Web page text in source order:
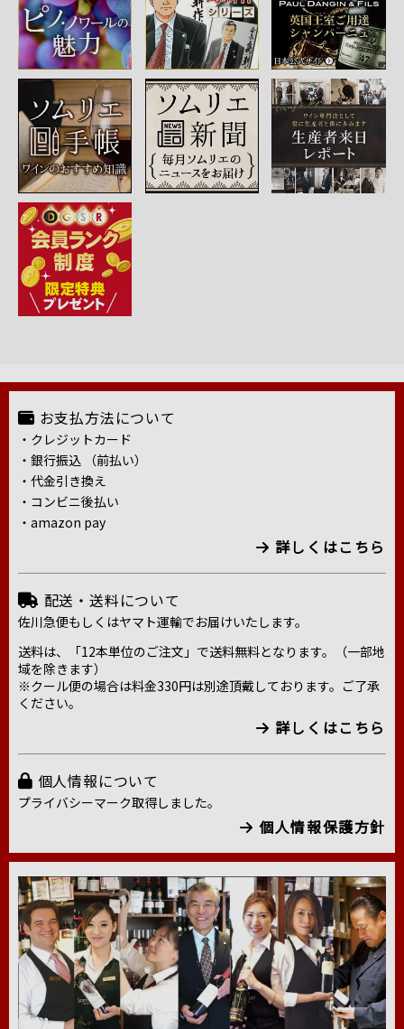
お支払方法について
・クレジットカード
・銀行振込 （前払い）
・代金引き換え
・コンビニ後払い
・amazon pay
詳しくはこちら
配送・送料について
佐川急便もしくはヤマト運輸でお届けいたします。
送料は、「12本単位のご注文」で送料無料となります。（一部地
域を除きます）
※クール便の場合は料金330円は別途頂戴しております。ご了承
ください。
詳しくはこちら
個人情報について
プライバシーマーク取得しました。
個人情報保護方針